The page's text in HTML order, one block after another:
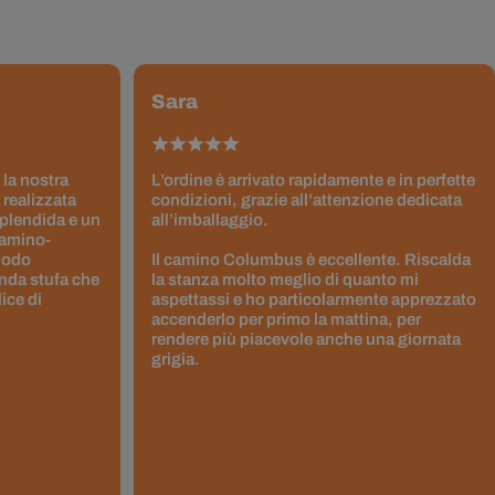
nostra
realizzata
e un
stufa che
di
Sara
L’ordine è arrivato rapidamente e in perfette
condizioni, grazie all’attenzione dedicata
all’imballaggio.
Il camino Columbus è eccellente. Riscalda
la stanza molto meglio di quanto mi
aspettassi e ho particolarmente apprezzato
accenderlo per primo la mattina, per
rendere più piacevole anche una giornata
grigia.